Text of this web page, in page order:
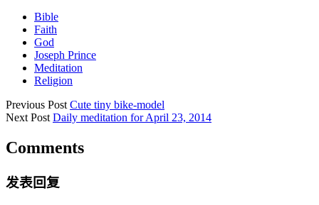
Bible
Faith
God
Joseph Prince
Meditation
Religion
Previous Post Cute tiny bike-model
Next Post Daily meditation for April 23, 2014
Comments
发表回复